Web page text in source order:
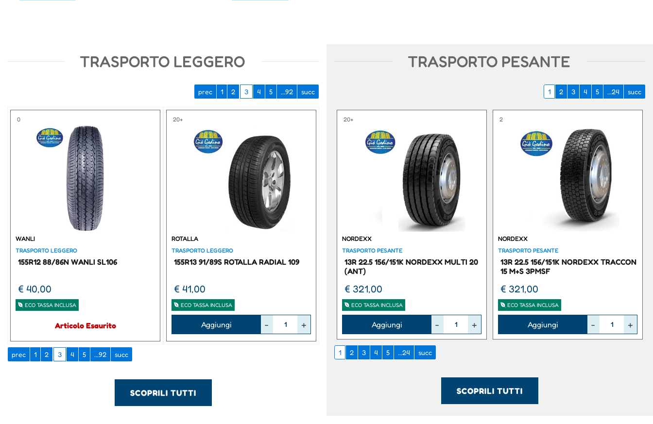
TRASPORTO LEGGERO
prec 1 2 3 4 5 ...92 succ
0
WANLI
TRASPORTO LEGGERO
155R12 88/86N WANLI SL106
€ 40,00
ECO TASSA INCLUSA
Articolo Esaurito
20+
ROTALLA
TRASPORTO LEGGERO
155R13 91/89S ROTALLA RADIAL 109
€ 41,00
ECO TASSA INCLUSA
Aggiungi
prec 1 2 3 4 5 ...92 succ
SCOPRILI TUTTI
TRASPORTO PESANTE
1 2 3 4 5 ...24 succ
20+
NORDEXX
TRASPORTO PESANTE
13R 22.5 156/151K NORDEXX MULTI 20
(ANT)
€ 321,00
ECO TASSA INCLUSA
Aggiungi
2
NORDEXX
TRASPORTO PESANTE
13R 22.5 156/151K NORDEXX TRACCON
15 M+S 3PMSF
€ 321,00
ECO TASSA INCLUSA
Aggiungi
1 2 3 4 5 ...24 succ
SCOPRILI TUTTI